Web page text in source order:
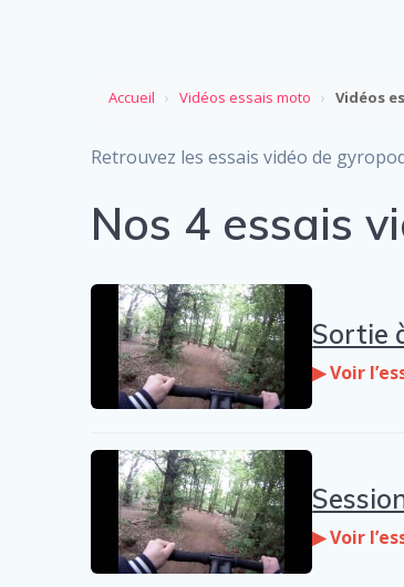
Accueil › Vidéos essais moto › Vidéos
Retrouvez les essais vidéo de
Nos 4 essais
Sortie
▶ Voir
▶ Voir